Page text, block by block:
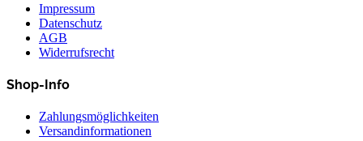
Impressum
Datenschutz
AGB
Widerrufsrecht
Shop-Info
Zahlungsmöglichkeiten
Versandinformationen